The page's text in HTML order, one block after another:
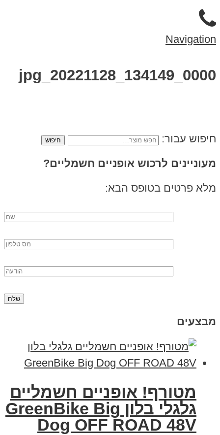
Navigation
jpg_20221128_134149_0000
חיפוש עבור:
מעוניינים לרכוש אופניים חשמליים?
מלא פרטים בטופס הבא:
מבצעים
מטורף! אופניים חשמליים
גלגלי בלון GreenBike Big
Dog OFF ROAD 48V